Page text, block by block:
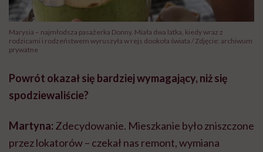
Marysia – najmłodsza pasażerka Donny. Miała dwa latka, kiedy wraz z
rodzicami i rodzeństwem wyruszyła w rejs dookoła świata / Zdjęcie: archiwum
prywatne
Powrót okazał się bardziej wymagający, niż się
spodziewaliście?
Martyna: Zdecydowanie. Mieszkanie było zniszczone
przez lokatorów – czekał nas remont, wymiana